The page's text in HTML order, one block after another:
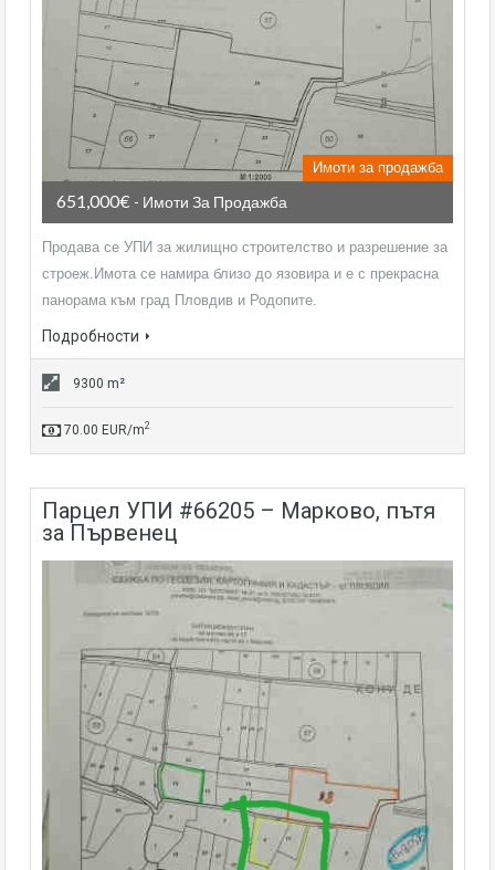
Имоти за продажба
651,000€ - Имоти За Продажба
Продава се УПИ за жилищно строителство и разрешение за
строеж.Имота се намира близо до язовира и е с прекрасна
панорама към град Пловдив и Родопите.
Подробности
9300 m²
70.00 EUR/m2
парцел УПИ #66205 – Марково, пътя
за Първенец